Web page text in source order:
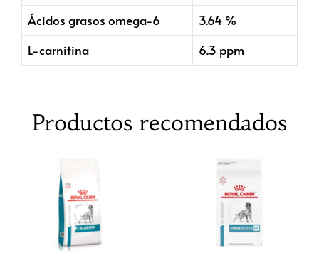
Ácidos grasos omega-6
3.64 %
L-carnitina
6.3 ppm
Productos recomendados